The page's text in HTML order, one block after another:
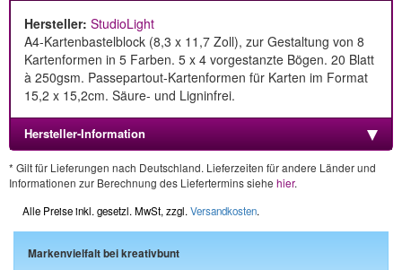
Hersteller: StudioLight
A4-Kartenbastelblock (8,3 x 11,7 Zoll), zur Gestaltung von 8
Kartenformen in 5 Farben. 5 x 4 vorgestanzte Bögen. 20 Blatt
à 250gsm. Passepartout-Kartenformen für Karten im Format
15,2 x 15,2cm. Säure- und Ligninfrei.
Hersteller-Information
* Gilt für Lieferungen nach Deutschland. Lieferzeiten für andere Länder und
Informationen zur Berechnung des Liefertermins siehe hier.
Alle Preise inkl. gesetzl. MwSt, zzgl. Versandkosten.
Markenvielfalt bei kreativbunt